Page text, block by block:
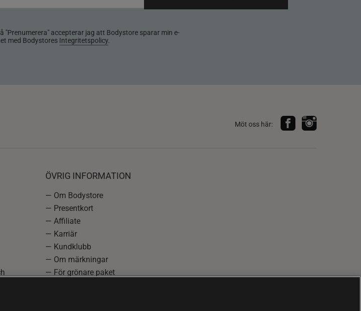
"Prenumerera" accepterar jag att Bodystore sparar min e-
med Bodystores Integritetspolicy.
Möt oss här:
ÖVRIG INFORMATION
— Om Bodystore
— Presentkort
— Affiliate
— Karriär
— Kundklubb
— Om märkningar
— För grönare paket